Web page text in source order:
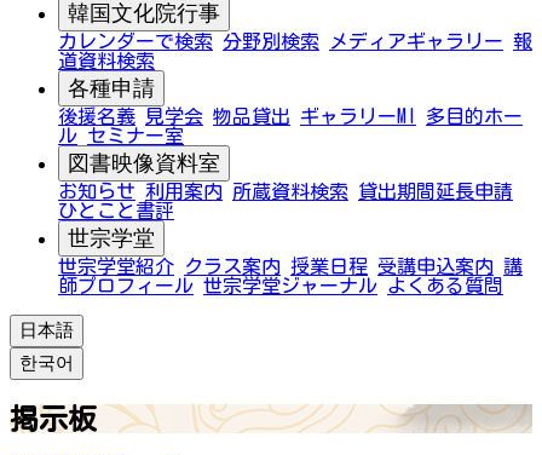
韓国文化院行事
カレンダーで検索 分野別検索 メディアギャラリー 報
道資料検索
各種申請
後援名義 見学会 物品貸出 ギャラリーMI
多目的ホー
ル セミナー室
図書映像資料室
お知らせ 利用案内 所蔵資料検索
貸出期間延長申請
ひとこと書評
世宗学堂
世宗学堂紹介 クラス案内 授業日程 受講申込案内 講
師プロフィール 世宗学堂ジャーナル よくある質問
日本語
한국어
掲示板